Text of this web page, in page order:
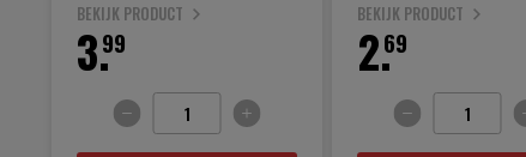
BEKIJK PRODUCT
99
3.
BEKIJK PRODUCT
69
2.